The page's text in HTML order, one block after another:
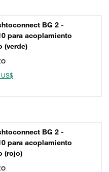
BG 2 -
para acoplamiento
(verde)
US$
BG 2 -
para acoplamiento
(rojo)